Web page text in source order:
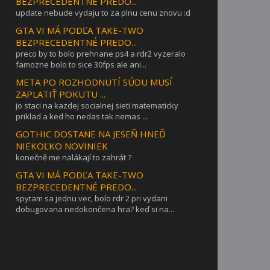
update nebude vydaju to za plnu cenu znovu :d
GTA VI MÁ PODĽA TAKE-TWO
BEZPRECEDENTNÉ PREDO...
preco by to bolo prehnane ps4 a rdr2 vyzeralo
famozne bolo to sice 30fps ale ani...
META PO ROZHODNUTÍ SÚDU MUSÍ
ZAPLATIŤ POKUTU ...
jo staci na kazdej socialnej sieti matematicky
priklad a ked ho nedas tak nemas ...
GOTHIC DOSTANE NA JESEŇ HNEĎ
NIEKOĽKO NOVINIEK
konečně me nalákají to zahrát ?
GTA VI MÁ PODĽA TAKE-TWO
BEZPRECEDENTNÉ PREDO...
spytam sa jednu vec, bolo rdr 2 pri vydani
dobugovana nedokončena hra? keď si na...